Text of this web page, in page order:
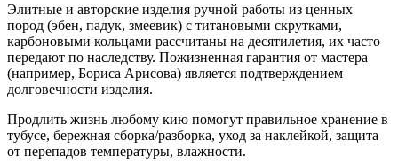
Элитные и авторские изделия ручной работы из ценных
пород (эбен, падук, змеевик) с титановыми скрутками,
карбоновыми кольцами рассчитаны на десятилетия, их часто
передают по наследству. Пожизненная гарантия от мастера
(например, Бориса Арисова) является подтверждением
долговечности изделия.
Продлить жизнь любому кию помогут правильное хранение в
тубусе, бережная сборка/разборка, уход за наклейкой, защита
от перепадов температуры, влажности.